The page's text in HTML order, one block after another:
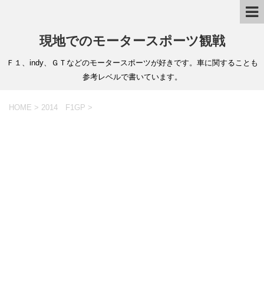
現地でのモータースポーツ観戦
Ｆ１、indy、ＧＴなどのモータースポーツが好きです。車に関することも
参考レベルで書いています。
HOME > 2014 F1GP >